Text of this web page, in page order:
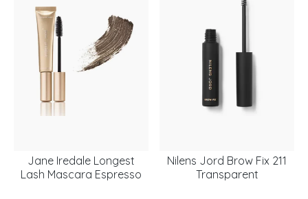
Jane Iredale Longest
Lash Mascara Espresso
Nilens Jord Brow Fix 211
Transparent